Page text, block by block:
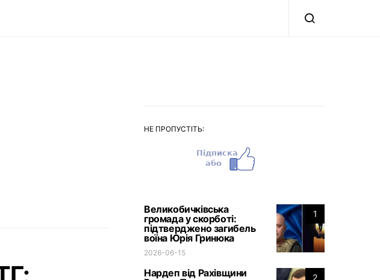
НЕ ПРОПУСТІТЬ:
1
Великобичківська
громада у скорботі:
підтверджено загибель
воїна Юрія Гринюка
2026-06-15
2
Нардеп від Рахівщини